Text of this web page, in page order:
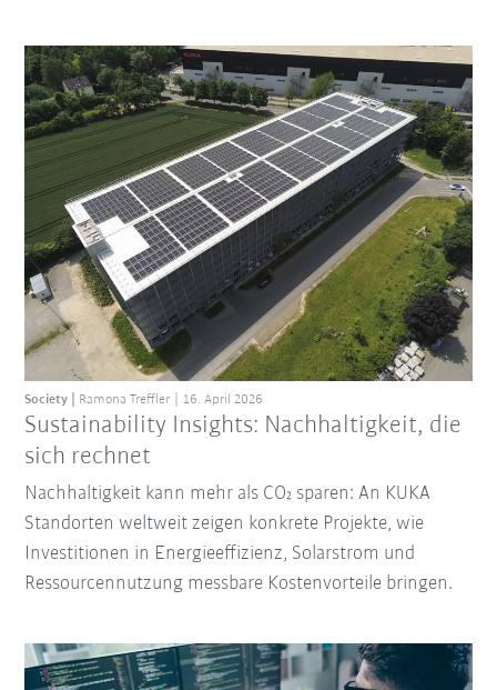
Sustainability Insights: Nachhaltigkeit, die
sich rechnet
Society Ramona Treffler 16. April 2026
Nachhaltigkeit kann mehr als CO₂ sparen: An KUKA
Standorten weltweit zeigen konkrete Projekte, wie
Investitionen in Energieeffizienz, Solarstrom und
Ressourcennutzung messbare Kostenvorteile bringen.